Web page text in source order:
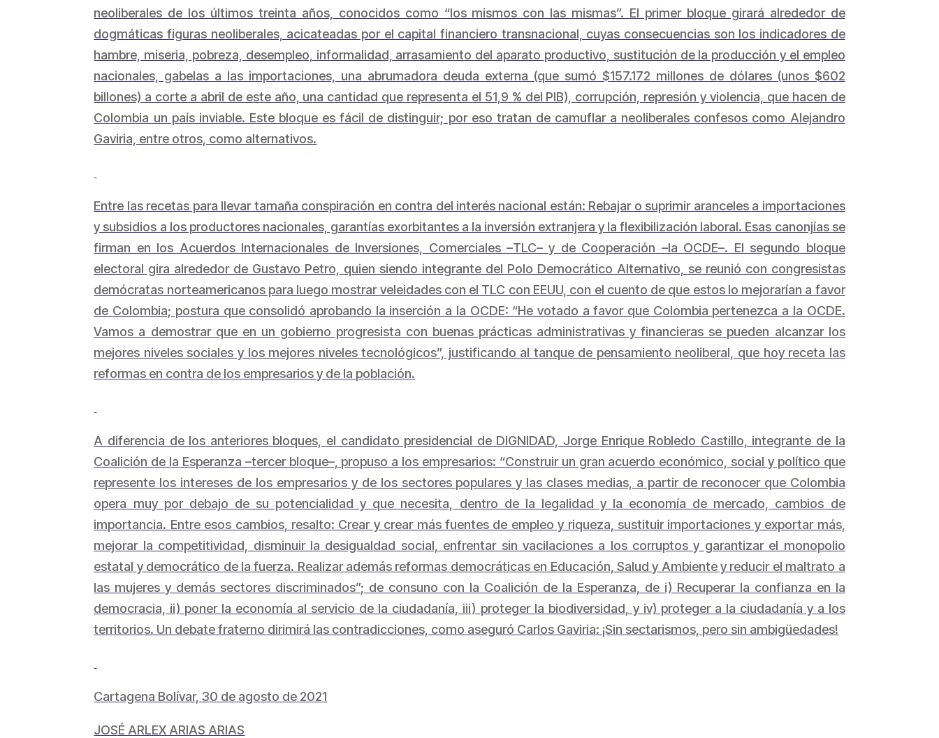
neoliberales de los últimos treinta años, conocidos como “los mismos con las mismas”. El primer bloque girará alrededor de
dogmáticas figuras neoliberales, acicateadas por el capital financiero transnacional, cuyas consecuencias son los indicadores de
hambre, miseria, pobreza, desempleo, informalidad, arrasamiento del aparato productivo, sustitución de la producción y el empleo
nacionales, gabelas a las importaciones, una abrumadora deuda externa (que sumó $157.172 millones de dólares (unos $602
billones) a corte a abril de este año, una cantidad que representa el 51,9 % del PIB), corrupción, represión y violencia, que hacen de
Colombia un país inviable. Este bloque es fácil de distinguir; por eso tratan de camuflar a neoliberales confesos como Alejandro
Gaviria, entre otros, como alternativos.
Entre las recetas para llevar tamaña conspiración en contra del interés nacional están: Rebajar o suprimir aranceles a importaciones
y subsidios a los productores nacionales, garantías exorbitantes a la inversión extranjera y la flexibilización laboral. Esas canonjías se
firman en los Acuerdos Internacionales de Inversiones, Comerciales –TLC– y de Cooperación –la OCDE–. El segundo bloque
electoral gira alrededor de Gustavo Petro, quien siendo integrante del Polo Democrático Alternativo, se reunió con congresistas
demócratas norteamericanos para luego mostrar veleidades con el TLC con EEUU, con el cuento de que estos lo mejorarían a favor
de Colombia; postura que consolidó aprobando la inserción a la OCDE: “He votado a favor que Colombia pertenezca a la OCDE.
Vamos a demostrar que en un gobierno progresista con buenas prácticas administrativas y financieras se pueden alcanzar los
mejores niveles sociales y los mejores niveles tecnológicos”, justificando al tanque de pensamiento neoliberal, que hoy receta las
reformas en contra de los empresarios y de la población.
A diferencia de los anteriores bloques, el candidato presidencial de DIGNIDAD, Jorge Enrique Robledo Castillo, integrante de la
Coalición de la Esperanza –tercer bloque–, propuso a los empresarios: “Construir un gran acuerdo económico, social y político que
represente los intereses de los empresarios y de los sectores populares y las clases medias, a partir de reconocer que Colombia
opera muy por debajo de su potencialidad y que necesita, dentro de la legalidad y la economía de mercado, cambios de
importancia. Entre esos cambios, resalto: Crear y crear más fuentes de empleo y riqueza, sustituir importaciones y exportar más,
mejorar la competitividad, disminuir la desigualdad social, enfrentar sin vacilaciones a los corruptos y garantizar el monopolio
estatal y democrático de la fuerza. Realizar además reformas democráticas en Educación, Salud y Ambiente y reducir el maltrato a
las mujeres y demás sectores discriminados”; de consuno con la Coalición de la Esperanza, de i) Recuperar la confianza en la
democracia, ii) poner la economía al servicio de la ciudadanía, iii) proteger la biodiversidad, y iv) proteger a la ciudadanía y a los
territorios. Un debate fraterno dirimirá las contradicciones, como aseguró Carlos Gaviria: ¡Sin sectarismos, pero sin ambigüedades!
Cartagena Bolívar, 30 de agosto de 2021
JOSÉ ARLEX ARIAS ARIAS